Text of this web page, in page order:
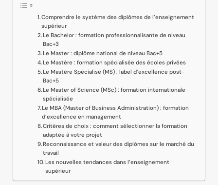
Comprendre le système des diplômes de l’enseignement
supérieur
Le Bachelor : formation professionnalisante de niveau
Bac+3
Le Master : diplôme national de niveau Bac+5
Le Mastère : formation spécialisée des écoles privées
Le Mastère Spécialisé (MS) : label d’excellence post-
Bac+5
Le Master of Science (MSc) : formation internationale
spécialisée
Le MBA (Master of Business Administration) : formation
d’excellence en management
Critères de choix : comment sélectionner la formation
adaptée à votre projet
Reconnaissance et valeur des diplômes sur le marché du
travail
Les nouvelles tendances dans l’enseignement
supérieur